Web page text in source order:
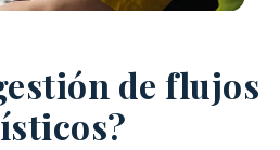
de flujos